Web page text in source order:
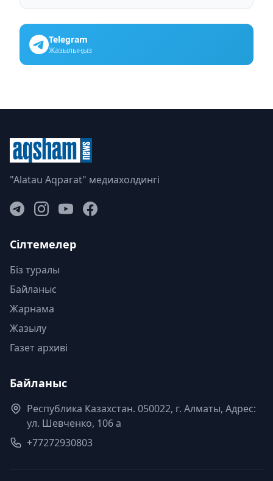
Telegram
Жазылыңыз
"Alatau Aqparat" медиахолдингі
Сілтемелер
Біз туралы
Байланыс
Жарнама
Жазылу
Газет архиві
Байланыс
Республика Казахстан. 050022, г. Алматы, Адрес:
ул. Шевченко, 106 а
+77272930803